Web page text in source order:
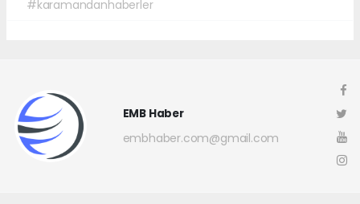
#karamandanhaberler
EMB Haber
embhaber.com@gmail.com